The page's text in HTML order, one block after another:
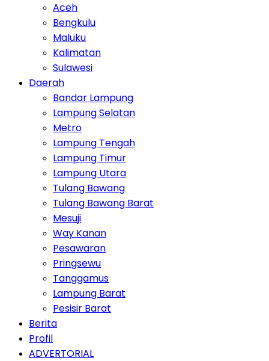
Aceh
Bengkulu
Maluku
Kalimatan
Sulawesi
Daerah
Bandar Lampung
Lampung Selatan
Metro
Lampung Tengah
Lampung Timur
Lampung Utara
Tulang Bawang
Tulang Bawang Barat
Mesuji
Way Kanan
Pesawaran
Pringsewu
Tanggamus
Lampung Barat
Pesisir Barat
Berita
Profil
ADVERTORIAL